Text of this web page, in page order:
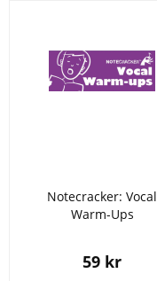
Notecracker: Vocal
Warm-Ups
59 kr